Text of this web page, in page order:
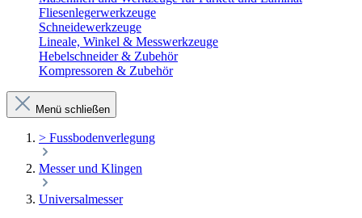
Fliesenlegerwerkzeuge
Schneidewerkzeuge
Lineale, Winkel & Messwerkzeuge
Hebelschneider & Zubehör
Kompressoren & Zubehör
Menü schließen
> Fussbodenverlegung
Messer und Klingen
Universalmesser